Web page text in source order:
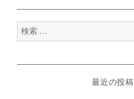
リ
ー
検
最近の投稿